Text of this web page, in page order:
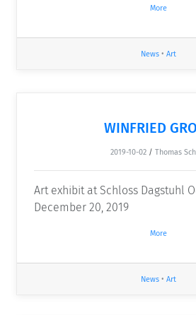
More
News • Art
WINFRIED
2019-10-02 / Thomas
Art exhibit at Schloss Dagstuhl
December 20, 2019
More
News • Art